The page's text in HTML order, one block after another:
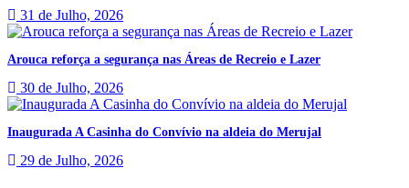
31 de Julho, 2026
Arouca reforça a segurança nas Áreas de Recreio e Lazer
30 de Julho, 2026
Inaugurada A Casinha do Convívio na aldeia do Merujal
29 de Julho, 2026